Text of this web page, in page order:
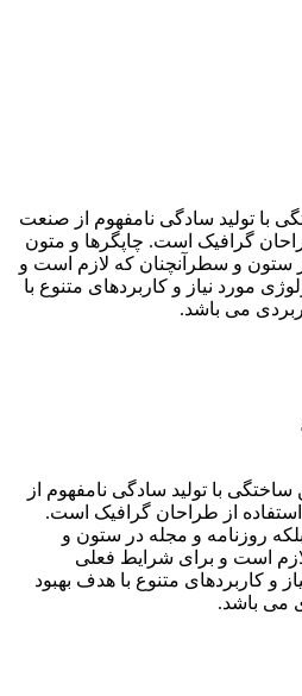
با تولید سادگی نامفهوم از صنعت
گرافیک است. چاپگرها و متون
ستون و سطرآنچنان که لازم است و
مورد نیاز و کاربردهای متنوع با
می باشد.
با تولید سادگی نامفهوم از
از طراحان گرافیک است.
روزنامه و مجله در ستون و
است و برای شرایط فعلی
و کاربردهای متنوع با هدف بهبود
می باشد.